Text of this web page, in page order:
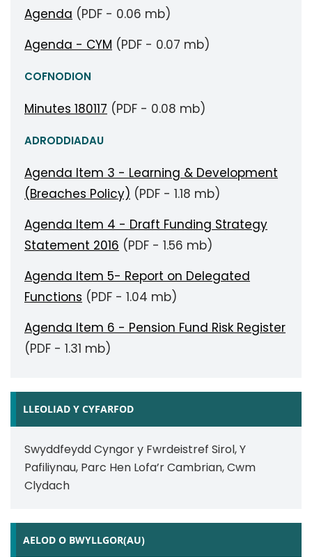
Agenda (PDF - 0.06 mb)
Agenda - CYM (PDF - 0.07 mb)
COFNODION
Minutes 180117 (PDF - 0.08 mb)
ADRODDIADAU
Agenda Item 3 - Learning & Development
(Breaches Policy) (PDF - 1.18 mb)
Agenda Item 4 - Draft Funding Strategy
Statement 2016 (PDF - 1.56 mb)
Agenda Item 5- Report on Delegated
Functions (PDF - 1.04 mb)
Agenda Item 6 - Pension Fund Risk Register
(PDF - 1.31 mb)
LLEOLIAD Y CYFARFOD
Swyddfeydd Cyngor y Fwrdeistref Sirol, Y
Pafiliynau, Parc Hen Lofa’r Cambrian, Cwm
Clydach
AELOD O BWYLLGOR(AU)